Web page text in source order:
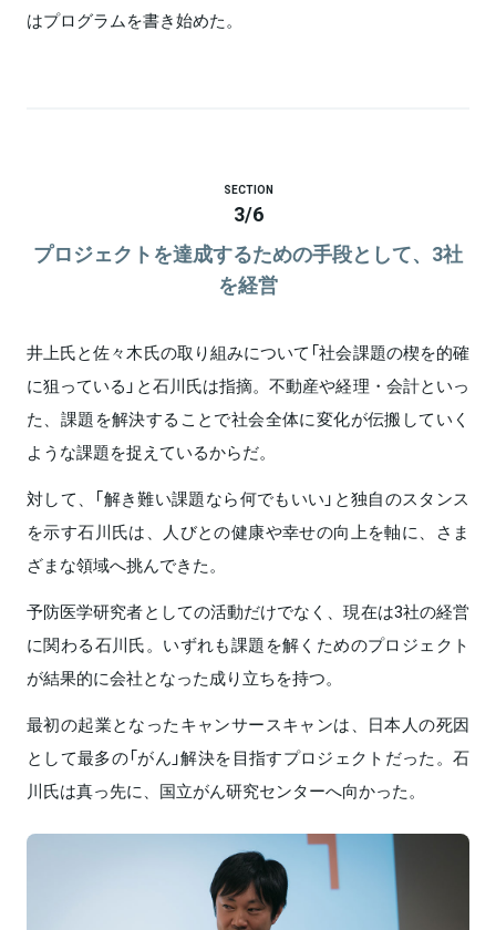
はプログラムを書き始めた。
SECTION
3/6
プロジェクトを達成するための手段として、3社
を経営
井上氏と佐々木氏の取り組みについて「社会課題の楔を的確
に狙っている」と石川氏は指摘。不動産や経理・会計といっ
た、課題を解決することで社会全体に変化が伝搬していく
ような課題を捉えているからだ。
対して、「解き難い課題なら何でもいい」と独自のスタンス
を示す石川氏は、人びとの健康や幸せの向上を軸に、さま
ざまな領域へ挑んできた。
予防医学研究者としての活動だけでなく、現在は3社の経営
に関わる石川氏。いずれも課題を解くためのプロジェクト
が結果的に会社となった成り立ちを持つ。
最初の起業となったキャンサースキャンは、日本人の死因
として最多の「がん」解決を目指すプロジェクトだった。石
川氏は真っ先に、国立がん研究センターへ向かった。